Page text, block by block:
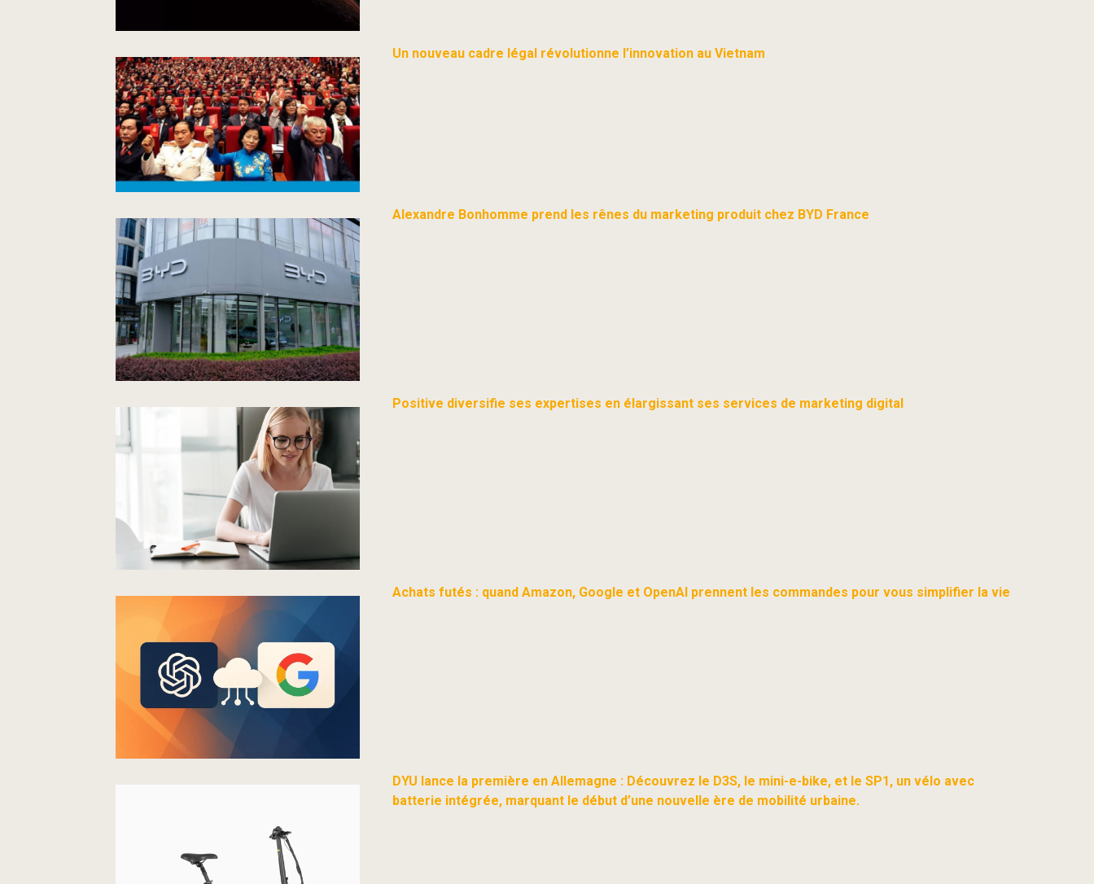
Un nouveau cadre légal révolutionne l’innovation au Vietnam
Alexandre Bonhomme prend les rênes du marketing produit chez BYD France
Positive diversifie ses expertises en élargissant ses services de marketing digital
Achats futés : quand Amazon, Google et OpenAI prennent les commandes pour vous simplifier la vie
DYU lance la première en Allemagne : Découvrez le D3S, le mini-e-bike, et le SP1, un vélo avec
batterie intégrée, marquant le début d’une nouvelle ère de mobilité urbaine.